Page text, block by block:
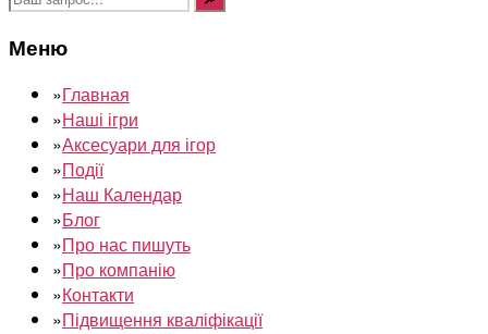
Меню
»Главная
»Наші ігри
»Аксесуари для ігор
»Події
»Наш Календар
»Блог
»Про нас пишуть
»Про компанію
»Контакти
»Підвищення кваліфікації